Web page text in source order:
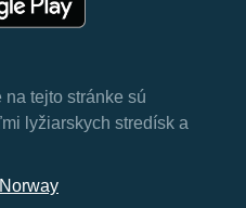
tejto stránke sú
lyžiarskych stredísk a